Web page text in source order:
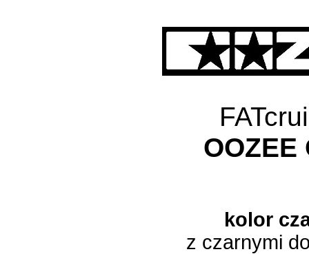
OOZEE
kolor
z czarnymi